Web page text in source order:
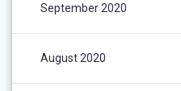
September 2020
August 2020